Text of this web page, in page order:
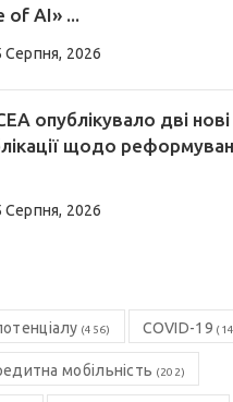
of AI» ...
Серпня, 2026
опублікувало дві нові
щодо
Серпня, 2026
(456) COVID-19
мобільність (202)